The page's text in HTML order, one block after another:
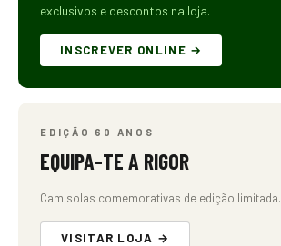
exclusivos e descontos na loja.
INSCREVER ONLINE →
EDIÇÃO 60 ANOS
EQUIPA-TE A RIGOR
Camisolas comemorativas de edição limitada.
VISITAR LOJA →